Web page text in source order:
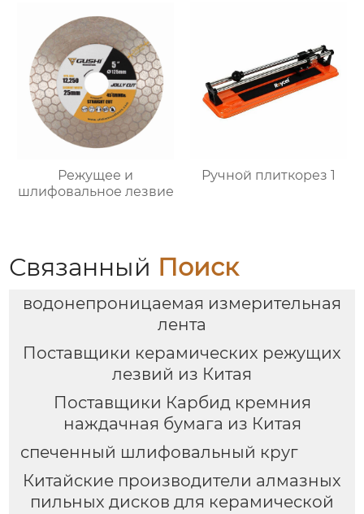
Режущее и
шлифовальное лезвие
Ручной плиткорез 1
Связанный Поиск
водонепроницаемая измерительная
лента
Поставщики керамических режущих
лезвий из Китая
Поставщики Карбид кремния
наждачная бумага из Китая
спеченный шлифовальный круг
Китайские производители алмазных
пильных дисков для керамической